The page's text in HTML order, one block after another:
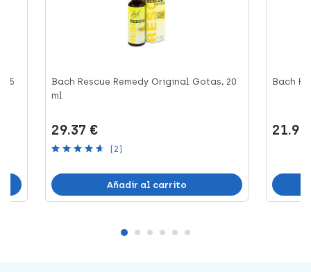
25
Bach Rescue Remedy Original Gotas, 20
ml
29.37 €
(2)
Añadir al carrito
Bach